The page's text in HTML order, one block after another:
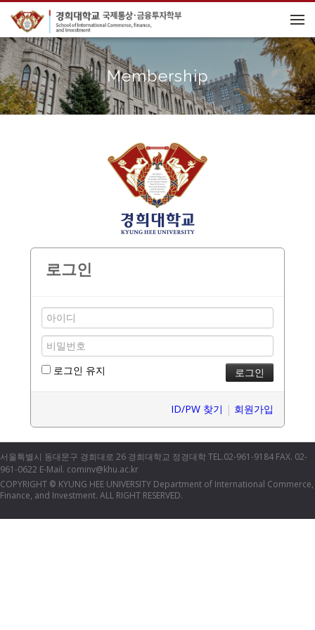
메뉴 건너뛰기
Membership
로그인
로그인 유지
ID/PW 찾기 | 회원가입
서울특별시 동대문구 경희대로 26 경희대학교 정경대학 TEL.02-961-9184 FAX. 02-
961-0622 E-Mail. cominv@khu.ac.kr
COPYRIGHT © KYUNG HEE UNIVERSITY Department of International Commerce,
Finance, and Investment. ALL RIGHT RESERVED.